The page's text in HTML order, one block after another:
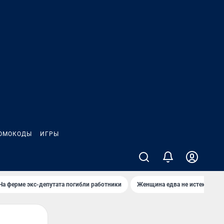
ИГРЫ
ферме экс-депутата погибли работники Женщина едва не истекла